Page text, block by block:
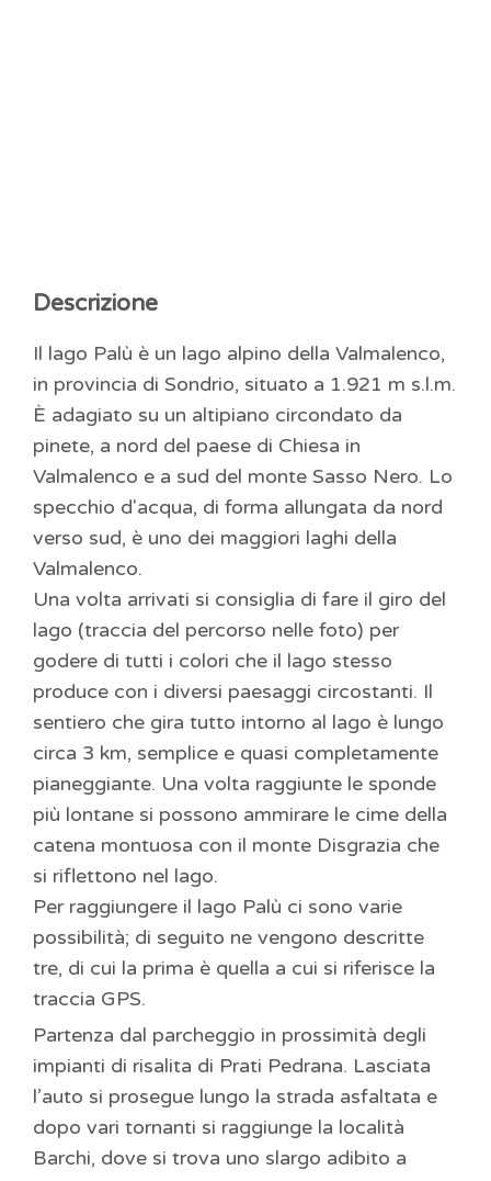
Descrizione
Il lago Palù è un lago alpino della Valmalenco,
in provincia di Sondrio, situato a 1.921 m s.l.m.
È adagiato su un altipiano circondato da
pinete, a nord del paese di Chiesa in
Valmalenco e a sud del monte Sasso Nero. Lo
specchio d'acqua, di forma allungata da nord
verso sud, è uno dei maggiori laghi della
Valmalenco.
Una volta arrivati si consiglia di fare il giro del
lago (traccia del percorso nelle foto) per
godere di tutti i colori che il lago stesso
produce con i diversi paesaggi circostanti. Il
sentiero che gira tutto intorno al lago è lungo
circa 3 km, semplice e quasi completamente
pianeggiante. Una volta raggiunte le sponde
più lontane si possono ammirare le cime della
catena montuosa con il monte Disgrazia che
si riflettono nel lago.
Per raggiungere il lago Palù ci sono varie
possibilità; di seguito ne vengono descritte
tre, di cui la prima è quella a cui si riferisce la
traccia GPS.
Partenza dal parcheggio in prossimità degli
impianti di risalita di Prati Pedrana. Lasciata
l’auto si prosegue lungo la strada asfaltata e
dopo vari tornanti si raggiunge la località
Barchi, dove si trova uno slargo adibito a